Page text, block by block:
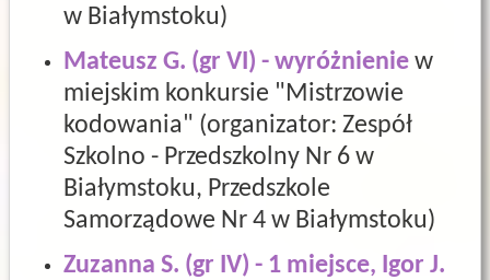
w Białymstoku)
Mateusz G. (gr VI) - wyróżnienie w
miejskim konkursie "Mistrzowie
kodowania" (organizator: Zespół
Szkolno - Przedszkolny Nr 6 w
Białymstoku, Przedszkole
Samorządowe Nr 4 w Białymstoku)
Zuzanna S. (gr IV) - 1 miejsce, Igor J.